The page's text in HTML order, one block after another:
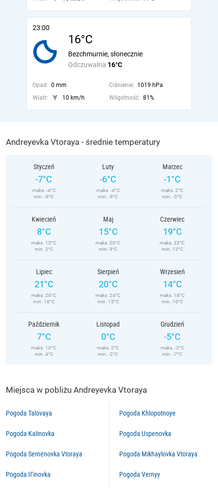
23:00
16°C
Odczuwalna 16°C
Bezchmurnie, słonecznie
Opad: 0 mm Ciśnienie: 1019 hPa
Wiatr:
10 km/h Wilgotność: 81%
Andreyevka Vtoraya - średnie temperatury
Styczeń
-7°C
maks. -4°C
min. -9°C
Luty
-6°C
maks. -4°C
min. -9°C
Marzec
-1°C
maks. 2°C
min. -5°C
Kwiecień
8°C
maks. 13°C
min. 2°C
Maj
15°C
maks. 20°C
min. 9°C
Czerwiec
19°C
maks. 23°C
min. 13°C
Lipiec
21°C
maks. 26°C
min. 16°C
Sierpień
20°C
maks. 24°C
min. 15°C
Wrzesień
14°C
maks. 18°C
min. 10°C
Październik
7°C
maks. 10°C
min. 4°C
Listopad
0°C
maks. 2°C
min. -2°C
Grudzień
-5°C
maks. -3°C
min. -7°C
Miejsca w pobliżu Andreyevka Vtoraya
Pogoda Talovaya
Pogoda Kalinovka
Pogoda Semënovka Vtoraya
Pogoda Il’inovka
Pogoda Khlopotnoye
Pogoda Uspenovka
Pogoda Mikhaylovka Vtoraya
Pogoda Vernyy